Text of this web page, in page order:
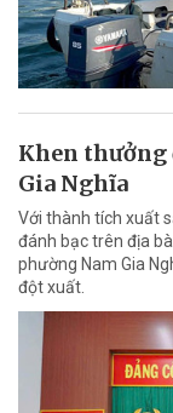
Khen thưởng
Gia Nghĩa
Với thành tích xuất
đánh bạc trên địa
phường Nam Gia
đột xuất.